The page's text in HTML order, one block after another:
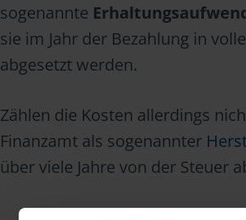
sogenannte
sie im Jahr der Bezahlung in
abgesetzt werden.
Zählen die Kosten allerdings
Finanzamt als sogenannter
über viele Jahre von der Steuer